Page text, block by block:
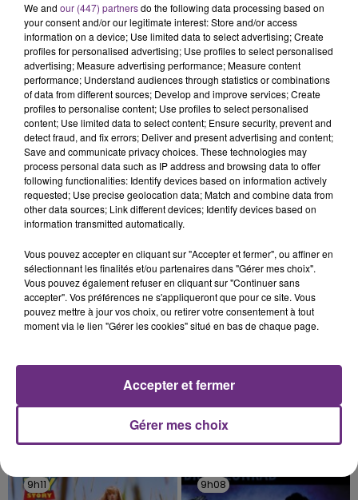
6 août 2026
SI TOUT LE MONDE FAIT ÇA, MOI L'ANNÉE
PROCHAINE JE VENDANGE EN...
La vendange en Champagne a débuté ce jeudi 6
août dans la commune de Montgueux (Aube). Du
jamais vu !
6 août 2026
L'ORDRE SUR LES CONDITIONS DE...
Alors que les dates de début des vendange 2026
s'est avéré être plus précoce que prévu,
l'inspection du Travail en profite pour rappeler
les conditions de...
TITRES DIFFUSÉS
9h11
9h11 9h08
9h08
We and our (447) partnersdo the following data processing based on
your consent and/or our legitimate interest: Store and/or access
information on a device; Use limited data to select advertising; Create
profiles for personalised advertising; Use profiles to select personalised
advertising; Measure advertising performance; Measure content
performance; Understand audiences through statistics or combinations
of data from different sources; Develop and improve services; Create
profiles to personalise content; Use profiles to select personalised
content; Use limited data to select content; Ensure security, prevent and
detect fraud, and fix errors; Deliver and present advertising and content;
Save and communicate privacy choices. These technologies may
process personal data such as IP address and browsing data to offer
following functionalities: Identify devices based on information actively
requested; Use precise geolocation data; Match and combine data from
other data sources; Link different devices; Identify devices based on
information transmitted automatically.
Vous pouvez accepter en cliquant sur "Accepter et fermer", ou affiner en
sélectionnant les finalités et/ou partenaires dans "Gérer mes choix".
Vous pouvez également refuser en cliquant sur "Continuer sans
accepter". Vos préférences ne s'appliqueront que pour ce site. Vous
pouvez mettre à jour vos choix, ou retirer votre consentement à tout
moment via le lien "Gérer les cookies" situé en bas de chaque page.
Gérer mes choix
Accepter et fermer